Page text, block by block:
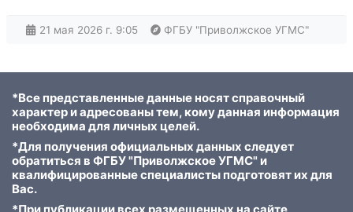
21 мая 2026 г. 9:05 ФГБУ "Приволжское УГМС"
*Все представленные данные носят справочный
характер и адресованы тем, кому данная информация
необходима для личных целей.
*Для получения официальных данных следует
обратиться в ФГБУ "Приволжское УГМС" и
квалифицированные специалисты подготовят их для
Вас.